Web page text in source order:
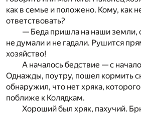
как в семье и положено. Кому, как
ответствовать?
— Беда пришла на наши земли,
не думали и не гадали. Рушится
хозяйство!
А началось бедствие — с
Однажды, поутру, пошел кормить
обнаружил, что нет хряка,
поближе к Колядкам.
Хороший был хряк, пахучий.